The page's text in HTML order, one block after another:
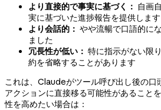
より直接的で事実に基づく： 自画
実に基づいた進捗報告を提供します
より会話的： やや流暢で口語的に
ました
冗長性が低い： 特に指示がない限
約を省略することがあります
これは、Claudeがツール呼び出し後の口
アクションに直接移る可能性があること
性を高めたい場合は：